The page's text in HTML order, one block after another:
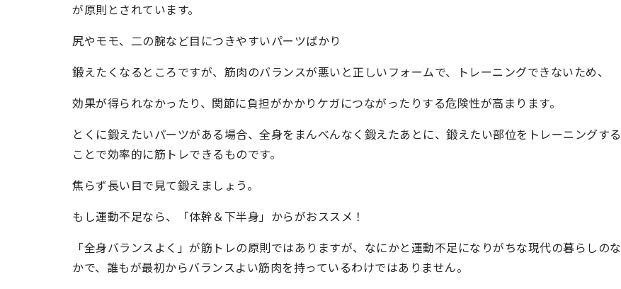
が原則とされています。
尻やモモ、二の腕など目につきやすいパーツばかり
鍛えたくなるところですが、筋肉のバランスが悪いと正しいフォームで、トレーニングできないため、
効果が得られなかったり、関節に負担がかかりケガにつながったりする危険性が高まります。
とくに鍛えたいパーツがある場合、全身をまんべんなく鍛えたあとに、鍛えたい部位をトレーニングする
ことで効率的に筋トレできるものです。
焦らず長い目で見て鍛えましょう。
もし運動不足なら、「体幹＆下半身」からがおススメ！
「全身バランスよく」が筋トレの原則ではありますが、なにかと運動不足になりがちな現代の暮らしのな
かで、誰もが最初からバランスよい筋肉を持っているわけではありません。